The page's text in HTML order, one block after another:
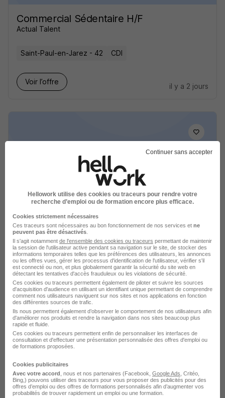
Commercial Sédentaire H/F
Actual Talent
Saint-Paul-en-Jarez - 42 CDI
Voir l’offre
il y a 2 jours
Technico-Commercial Sédentaire
Secteur de l'Électricité H/F
Super recruteur
10 août 2026 - 10 août 2027
Voir l’offre
il y a 2 jours
Commercial Sédentaire - Sorbiers 42
H/F
Sorbiers - 42 Intérim 12,02 € / heure 6 mois
Continuer sans accepter
Hellowork utilise des cookies ou traceurs pour rendre votre
recherche d’emploi ou de formation encore plus efficace.
Cookies strictement nécessaires
Ces traceurs sont nécessaires au bon fonctionnement de nos services et ne
peuvent pas être désactivés
Il s'agit notamment de l'ensemble des cookies ou traceurs permettant de maintenir
la session de l'utilisateur active pendant sa navigation sur le site, de stocker des
informations temporaires telles que les préférences des utilisateurs, les annonces
ou les offres vues, gérer les processus d'identification de l'utilisateur, vérifier s'il
est connecté ou non, et plus globalement garantir la sécurité du site web en
détectant les tentatives d'accès frauduleux ou les violations de sécurité.
Ces cookies ou traceurs permettent également de piloter et suivre les sources
d'acquisition d'audience en utilisant un identifiant unique permettant de comprendre
comment nos utilisateurs naviguent sur nos sites et nos applications en fonction
des différentes sources de trafic.
Ils nous permettent également d’observer le comportement de nos utilisateurs afin
d'améliorer nos produits et rendre la navigation dans nos sites beaucoup plus
rapide et fluide.
Ces cookies ou traceurs permettent enfin de personnaliser les interfaces de
consultation et d'effectuer une présentation personnalisée des offres d'emploi ou
de formations proposées.
Cookies publicitaires
Avec votre accord , nous et nos partenaires (Facebook, Google Ads , Critéo,
Bing,) pouvons utiliser des traceurs pour vous proposer des publicités pour des
offres d’emploi ou des offres de formations personnalisés afin d’augmenter vos
probabilités de trouver rapidement un emploi ou une formation.